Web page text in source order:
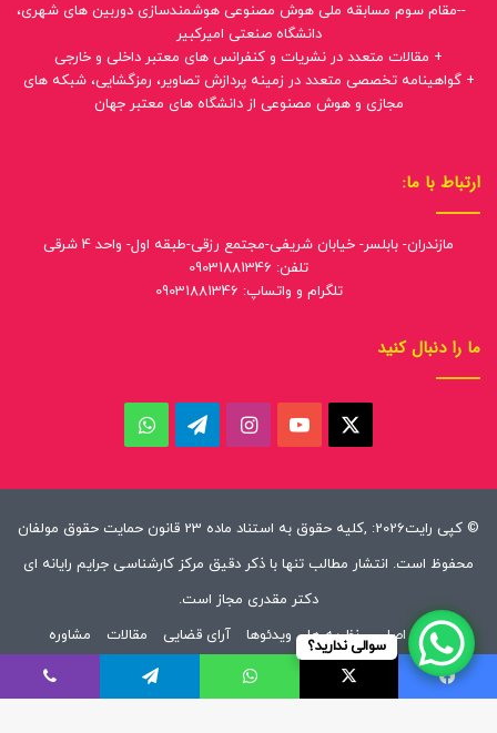
--مقام سوم مسابقه ملی هوش مصنوعی هوشمندسازی دوربین های شهری،
دانشگاه صنعتی امیرکبیر
+ مقالات متعدد در نشریات و کنفرانس های معتبر داخلی و خارجی
+ گواهینامه تخصصی متعدد در زمینه پردازش تصاویر، رمزگشایی، شبکه های
مجازی و هوش مصنوعی از دانشگاه های معتبر جهان
ارتباط با ما:
مازندران- بابلسر- خیابان شریفی-مجتمع رزقی-طبقه اول- واحد 4 شرقی
تلفن: 09031881346
تلگرام و واتساپ: 09031881346
ما را دنبال کنید
ایکس یوتیوب اینستاگرام
تلگرام
© کپی رایت2026: ,کلیه حقوق به استناد ماده 23 قانون حمایت حقوق مولفان
محفوظ است. انتشار مطالب تنها با ذکر دقیق مرکز کارشناسی جرایم رایانه ای
دکتر مقدری مجاز است.
صفحه اصلی
نظریه ها ویدئوها آرای قضایی مقالات
مشاوره
خدمات ما
درباره ما
ارتباط با ما
فیسبوک
ایکس واتس آپ تلگرام وایبر
سوالی ندارید؟